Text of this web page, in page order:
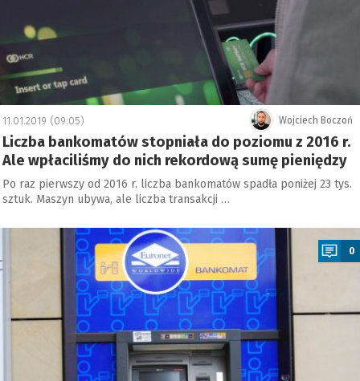
Wojciech Boczoń
11.01.2019 (09:05)
Liczba bankomatów stopniała do poziomu z 2016 r.
Ale wpłaciliśmy do nich rekordową sumę pieniędzy
Po raz pierwszy od 2016 r. liczba bankomatów spadła poniżej 23 tys.
sztuk. Maszyn ubywa, ale liczba transakcji …
0